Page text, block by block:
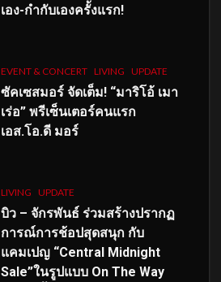
เอง-กำกับเองครั้งแรก!
EVENT & CONCERT LIVING UPDATE
ซัคเซสมอร์ จัดเต็ม! “มาริโอ้ เมา
เร่อ” พรีเซ็นเตอร์คนแรก
เอส.โอ.ดี มอร์
LIVING UPDATE
บิว – จักรพันธ์ ร่วมสร้างปรากฏ
การณ์การช้อปสุดสนุก กับ
แคมเปญ “Central Midnight
Sale”ในรูปแบบ On The Way